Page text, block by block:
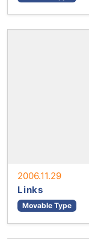
2006.11.29
Links
Movable Type